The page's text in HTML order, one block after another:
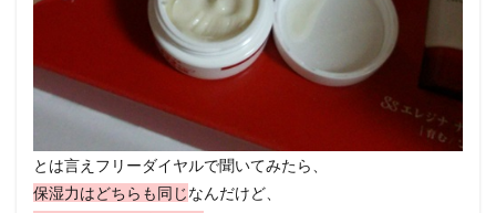
とは言えフリーダイヤルで聞いてみたら、
保湿力はどちらも同じなんだけど、